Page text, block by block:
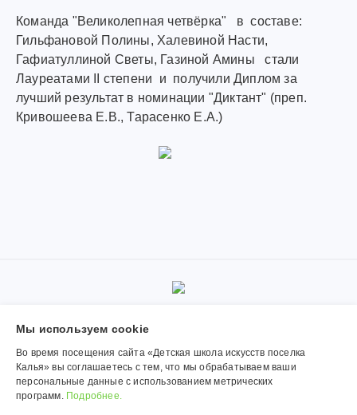
Команда "Великолепная четвёрка" в составе:
Гильфановой Полины, Халевиной Насти,
Гафиатуллиной Светы, Газиной Амины стали
Лауреатами II степени и получили Диплом за
лучший результат в номинации "Диктант" (преп.
Кривошеева Е.В., Тарасенко Е.А.)
дополнительного образования «Детская школа искусств поселка
Калья». Использование материалов сайта согласуется с
администрацией учреждения.
Обработка персональных данных
Мы используем сookie
Во время посещения сайта «Детская школа искусств поселка
Калья» вы соглашаетесь с тем, что мы обрабатываем ваши
персональные данные с использованием метрических
программ. Подробнее.